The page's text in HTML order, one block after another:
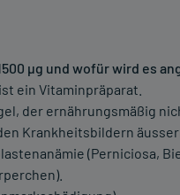
µg und wofür wird es
ein Vitaminpräparat.
der ernährungsmäßig
Krankheitsbildern
(Perniciosa,